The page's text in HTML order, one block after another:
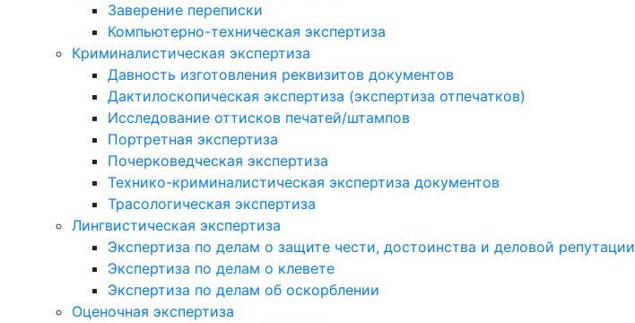
Заверение переписки
Компьютерно-техническая экспертиза
Криминалистическая экспертиза
Давность изготовления реквизитов документов
Дактилоскопическая экспертиза (экспертиза отпечатков)
Исследование оттисков печатей/штампов
Портретная экспертиза
Почерковедческая экспертиза
Технико-криминалистическая экспертиза документов
Трасологическая экспертиза
Лингвистическая экспертиза
Экспертиза по делам о защите чести, достоинства и деловой репутации
Экспертиза по делам о клевете
Экспертиза по делам об оскорблении
Оценочная экспертиза